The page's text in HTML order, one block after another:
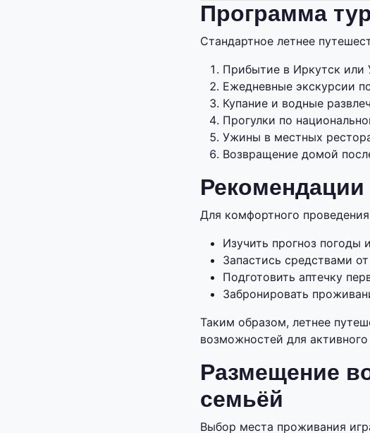
Программа
Стандартное летнее
Прибытие в Иркутск или
Ежедневные экскурсии
Купание и водные
Прогулки по
Ужины в местных
Возвращение домой
Рекомендации
Для комфортного
Изучить прогноз
Запастись средствами
Подготовить аптечку
Забронировать
Таким образом, летнее
возможностей для
Размещение
семьёй
Выбор места проживания